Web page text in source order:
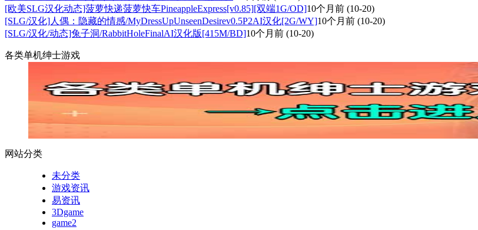
[欧美SLG汉化动态]菠萝快递菠萝快车PineappleExpress[v0.85][双端1G/OD]10个月前 (10-20)
[SLG/汉化]人偶：隐藏的情感/MyDressUpUnseenDesirev0.5P2AI汉化[2G/WY]10个月前 (10-20)
[SLG/汉化/动态]兔子洞/RabbitHoleFinalAI汉化版[415M/BD]10个月前 (10-20)
各类单机绅士游戏
网站分类
未分类
游戏资讯
易资讯
3Dgame
game2